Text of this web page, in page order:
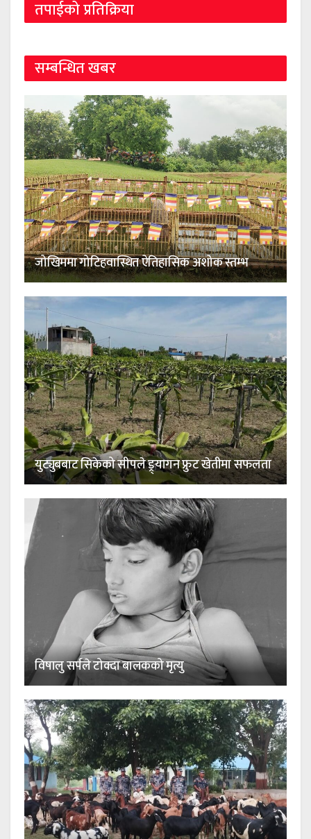
तपाईको प्रतिक्रिया
सम्बन्धित खबर
जोखिममा गोटिहवास्थित ऐतिहासिक अशोक स्तम्भ
युट्युबबाट सिकेको सीपले ड्र्यागन फ्रुट खेतीमा सफलता
विषालु सर्पले टोक्दा बालकको मृत्यु